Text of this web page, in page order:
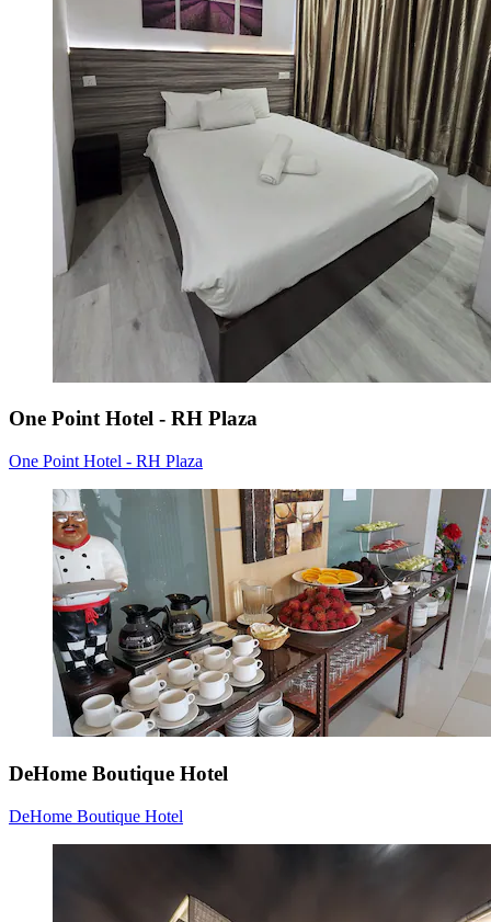
One Point Hotel - RH Plaza
One Point Hotel - RH Plaza
DeHome Boutique Hotel
DeHome Boutique Hotel